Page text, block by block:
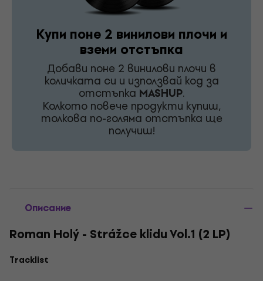
Купи поне 2 винилови плочи и
вземи отстъпка
Добави поне 2 винилови плочи в
количката си и използвай код за
отстъпкаMASHUP.
Колкото повече продукти купиш,
толкова по-голяма отстъпка ще
получиш!
Описание
Roman Holý - Strážce klidu Vol.1 (2 LP)
Tracklist